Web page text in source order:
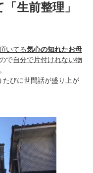
生前整理」
いてる気心の知れたお母
で自分で片付けれない物
たびに世間話が盛り上が